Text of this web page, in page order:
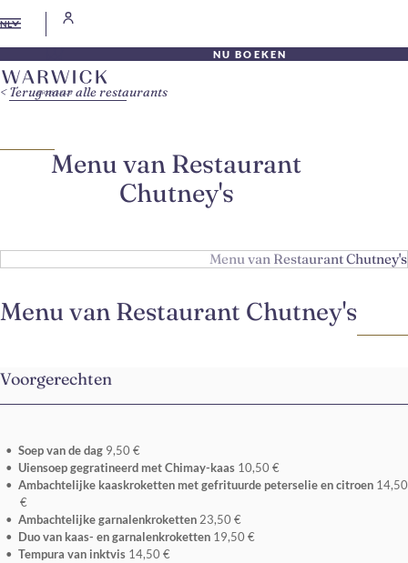
NL
NU BOEKEN
Menu van Restaurant
Chutney's
Terug naar alle restaurants
Menu van Restaurant Chutney's
Menu van Restaurant Chutney's
Voorgerechten
Soep van de dag 9,50 €
Uiensoep gegratineerd met Chimay-kaas 10,50 €
Ambachtelijke kaaskroketten met gefrituurde peterselie en citroen 14,50
€
Ambachtelijke garnalenkroketten 23,50 €
Duo van kaas- en garnalenkroketten 19,50 €
Tempura van inktvis 14,50 €